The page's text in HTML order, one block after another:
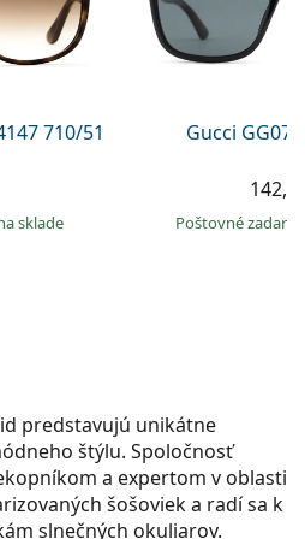
710/51
sklade
Gucci
Poštovné
predstavujú unikátne
štýlu. Spoločnosť
a expertom v oblasti
šošoviek a radí sa k
slnečných okuliarov.